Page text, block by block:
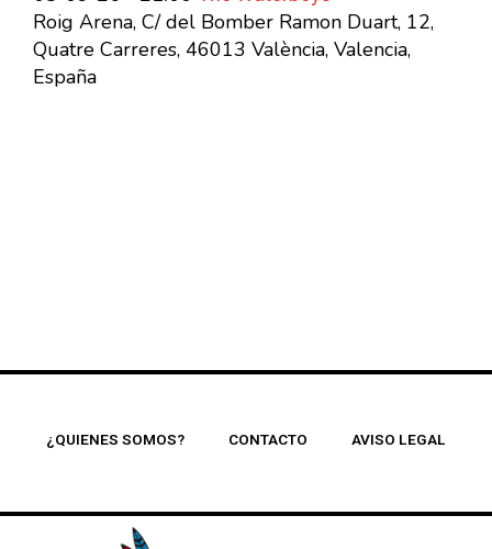
Roig Arena, C/ del Bomber Ramon Duart, 12,
Quatre Carreres, 46013 València, Valencia,
España
¿QUIENES SOMOS? CONTACTO AVISO LEGAL